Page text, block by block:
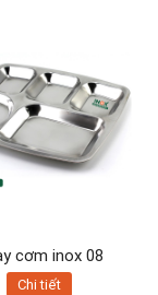
cơm inox 08
Chi tiết